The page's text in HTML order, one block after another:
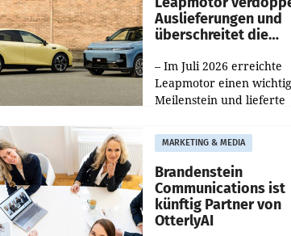
Auslieferungen und
überschreitet die
– Im Juli 2026 erreichte
Leapmotor einen
Meilenstein und lieferte
aus, womit sich das
gegenüber Juli 2025
verdoppelte (+102
MARKETING & MEDIA
Brandenstein
Communications ist
künftig Partner von
OtterlyAI